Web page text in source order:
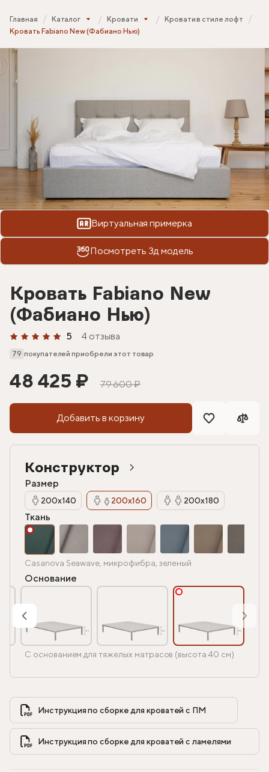
Главная Каталог Кровати
Кровати в стиле лофт
Кровать Fabiano New (Фабиано Нью)
Виртуальная примерка
Посмотреть 3д модель
Кровать Fabiano New
(Фабиано Нью)
5 4 отзыва
79 покупателей приобрели этот товар
48 425 ₽ 79 600 ₽
Добавить в корзину
Конструктор
Размер
200х140 200х160 200х180
Ткань
Casanova Seawave, микрофибра, зеленый
Основание
С основанием для тяжелых матрасов (высота 40 см)
Инструкция по сборке для кроватей с ПМ